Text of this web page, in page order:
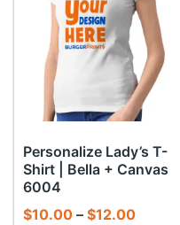
Personalize Lady’s T-
Shirt | Bella + Canvas
6004
$10.00 – $12.00Khoảng